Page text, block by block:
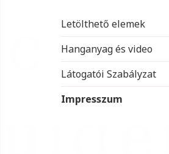
Letölthető elemek
Hanganyag és video
Látogatói Szabályzat
Impresszum